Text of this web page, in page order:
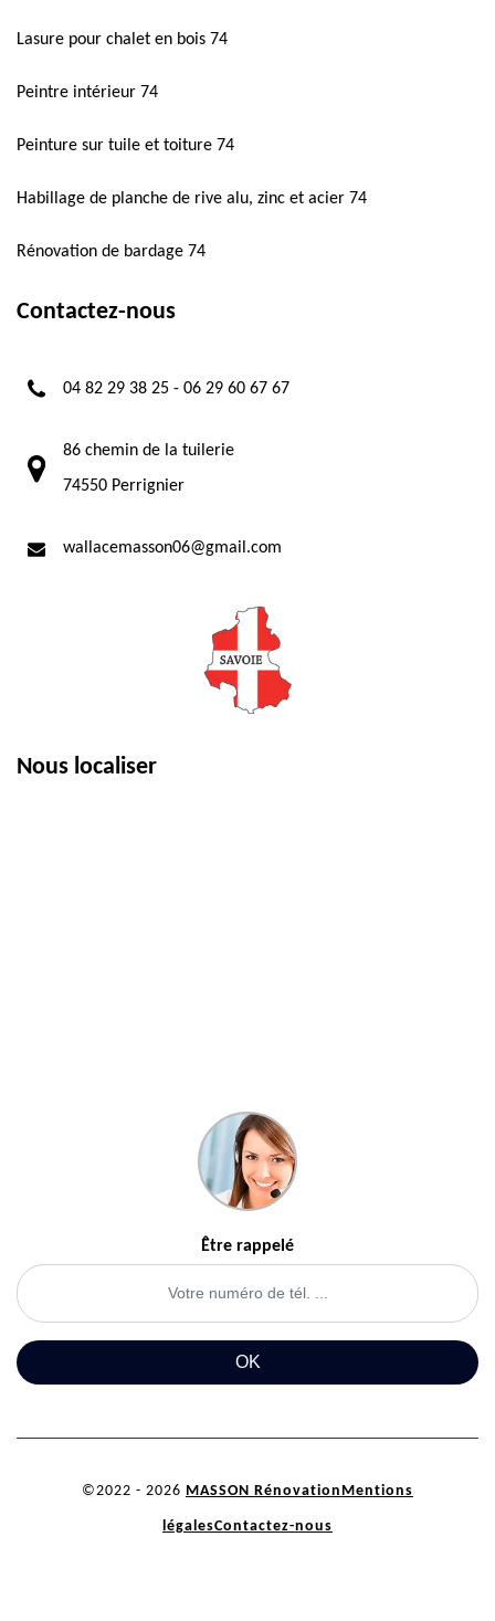
Lasure pour chalet en bois 74
Peintre intérieur 74
Peinture sur tuile et toiture 74
Habillage de planche de rive alu, zinc et acier 74
Rénovation de bardage 74
Contactez-nous
04 82 29 38 25 - 06 29 60 67 67
86 chemin de la tuilerie
74550 Perrignier
wallacemasson06@gmail.com
Nous localiser
Être rappelé
©2022 - 2026 MASSON Rénovation Mentions
légalesContactez-nous